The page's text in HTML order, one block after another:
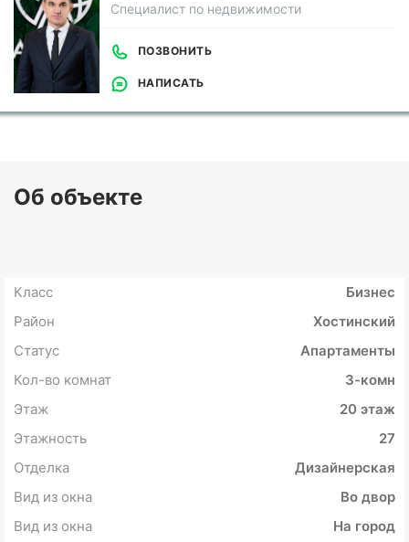
Специалист по недвижимости
ПОЗВОНИТЬ
НАПИСАТЬ
Об объекте
Класс
Бизнес
Район
Хостинский
Статус
Апартаменты
Кол-во комнат
3-комн
Этаж
20 этаж
Этажность
27
Отделка
Дизайнерская
Вид из окна
Во двор
Вид из окна
На город